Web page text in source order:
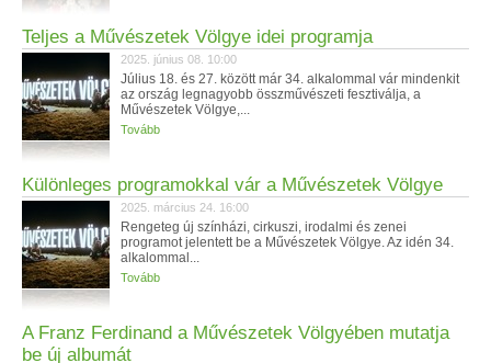
Teljes a Művészetek Völgye idei programja
2025. június 08. 10:00
Július 18. és 27. között már 34. alkalommal vár mindenkit
az ország legnagyobb összművészeti fesztiválja, a
Művészetek Völgye,...
Tovább
Különleges programokkal vár a Művészetek Völgye
2025. március 24. 16:00
Rengeteg új színházi, cirkuszi, irodalmi és zenei
programot jelentett be a Művészetek Völgye. Az idén 34.
alkalommal...
Tovább
A Franz Ferdinand a Művészetek Völgyében mutatja
be új albumát